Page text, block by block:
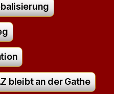
bleibt an der Gathe